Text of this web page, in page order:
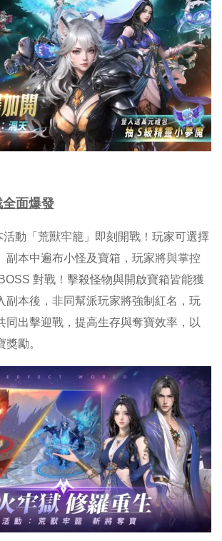
面爆發
活動「荒獸牢籠」即刻開戰！玩家可選擇
副本中遍布小怪及寶箱，玩家將與掌控
對戰！擊殺怪物與開啟寶箱皆能獲
副本後，非同幫派玩家將強制紅名，玩
同出擊迎戰，提高生存與奪寶效率，以
勵。